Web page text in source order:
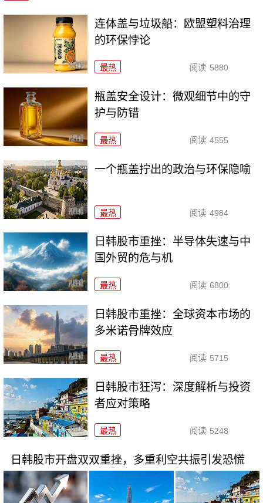
连体盖与垃圾船：欧盟塑料治理
的环保悖论
最热 阅读 5880
瓶盖安全设计：微观细节中的守
护与防错
最热 阅读 4555
一个瓶盖拧出的政治与环保隐喻
最热 阅读 4984
日韩股市重挫：半导体失速与中
国外贸的危与机
最热 阅读 6800
日韩股市重挫：全球资本市场的
多米诺骨牌效应
最热 阅读 5715
日韩股市狂泻：深度解析与投资
者应对策略
最热 阅读 5248
日韩股市开盘双双重挫，多重利空共振引发恐慌